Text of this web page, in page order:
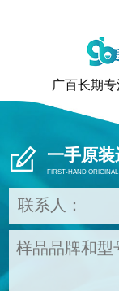
广百长期
一手原
FIRST-HAND